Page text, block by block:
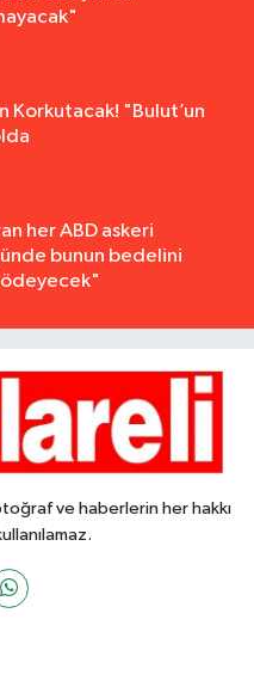
Korkutacak! "Bulut’un
her ABD askeri
bunun bedelini
ve haberlerin her hakkı